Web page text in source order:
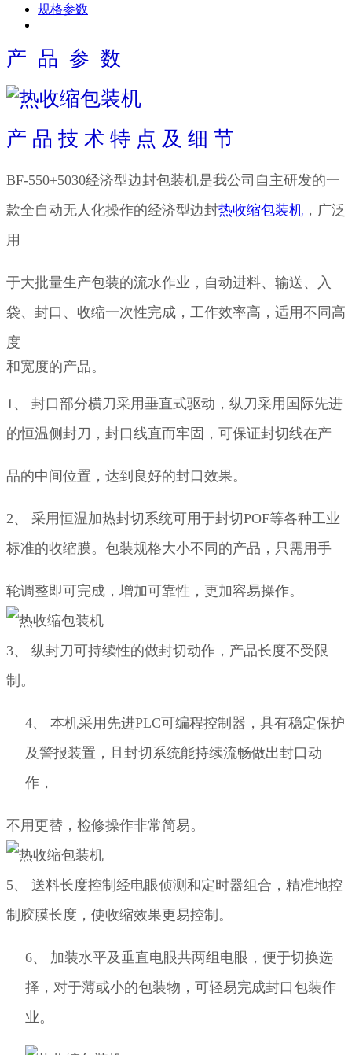
规格参数
产 品 参 数
产 品 技 术 特 点 及 细 节
BF-550+5030经济型边封包装机是我公司自主研发的一
款全自动无人化操作的经济型边封热收缩包装机 ，广泛
用
于大批量生产包装的流水作业，自动进料、输送、入
袋、封口、收缩一次性完成，工作效率高，适用不同高
度
和宽度的产品。
1、 封口部分横刀采用垂直式驱动，纵刀采用国际先进
的恒温侧封刀，封口线直而牢固，可保证封切线在产
品的中间位置， 达到良好的封口效果。
2、 采用恒温加热封切系统可用于封切POF等各种工业
标准的收缩膜。包装规格大小不同的产品，只需用手
轮调整即可完成， 增加可靠性，更加容易操作。
3、 纵封刀可持续性的做封切动作，产品长度不受限
制。
4、 本机采用先进PLC可编程控制器，具有稳定保护
及警报装置，且封切系统能持续流畅做出封口动
作，
不用更替，检修操作非常简易。
5、 送料长度控制经电眼侦测和定时器组合，精准地控
制胶膜长度，使收缩效果更易控制。
6、 加装水平及垂直电眼共两组电眼，便于切换选
择，对于薄或小的包装物，可轻易完成封口包装作
业。